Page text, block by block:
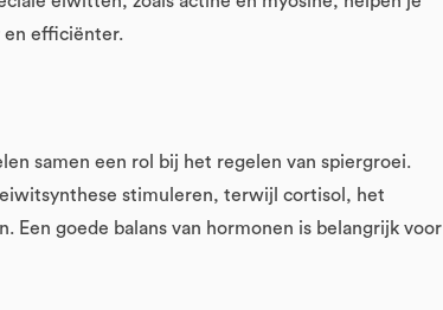
en efficiënter.
samen een rol bij het regelen van spiergroei.
stimuleren, terwijl cortisol, het
Een goede balans van hormonen is belangrijk voor